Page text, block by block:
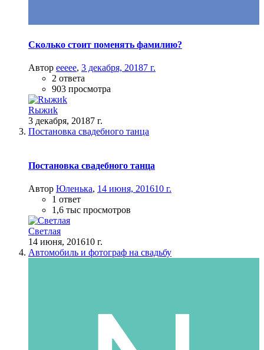
Сколько стоит поменять фамилию?
Автор eeeee, 3 декабря, 20187 г.
2 ответа
903 просмотра
Rыжиk
3 декабря, 20187 г.
Постановка свадебного танца
Постановка свадебного танца
Автор Юленька, 14 июня, 201610 г.
1 ответ
1,6 тыс просмотров
Светлая
14 июня, 201610 г.
Автомобиль и фотограф на свадьбу